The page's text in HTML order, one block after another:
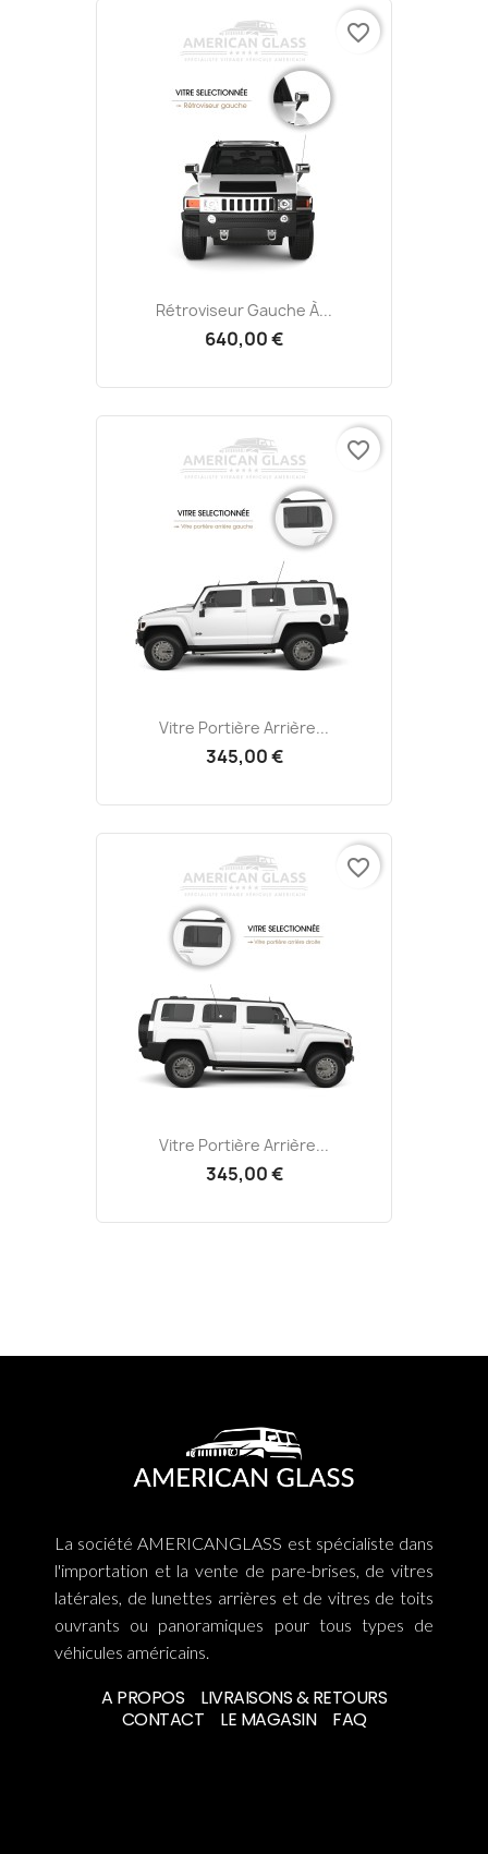
Rétroviseur Gauche À...
640,00 €
favorite_border
Vitre Portière Arrière...
345,00 €
favorite_border
Vitre Portière Arrière...
345,00 €
favorite_border
La société AMERICANGLASS est spécialiste dans
l'importation et la vente de pare-brises, de vitres
latérales, de lunettes arrières et de vitres de toits
ouvrants ou panoramiques pour tous types de
véhicules américains.
A PROPOS
LIVRAISONS & RETOURS
CONTACT
LE MAGASIN FAQ